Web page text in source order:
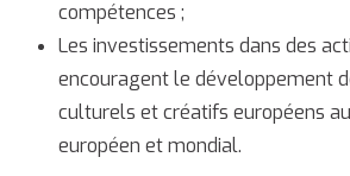
compétences ;
Les investissements dans des
encouragent le développement
culturels et créatifs européens
européen et mondial.